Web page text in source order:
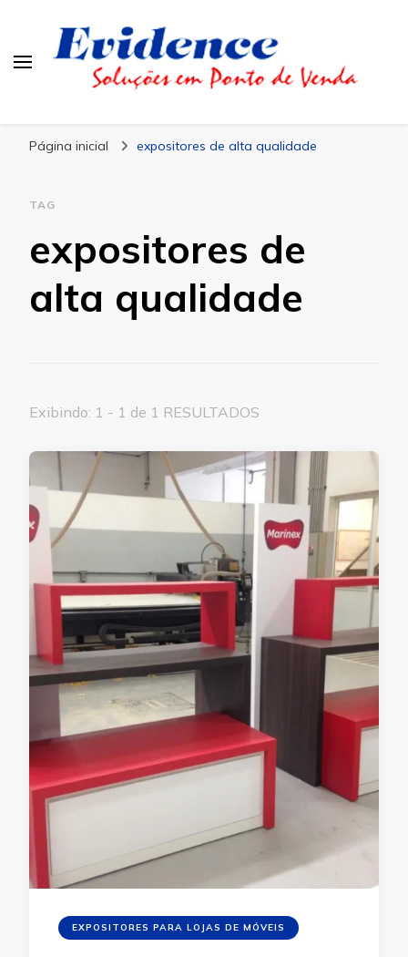
Página inicial expositores de alta qualidade
TAG
expositores de
alta qualidade
Exibindo: 1 - 1 de 1 RESULTADOS
EXPOSITORES PARA LOJAS DE MÓVEIS